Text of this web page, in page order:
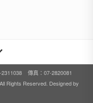
傳真：07-2820081
Rights Reserved. Designed by